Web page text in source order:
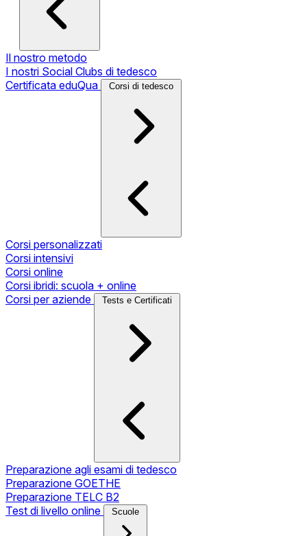
Il nostro metodo
I nostri Social Clubs di tedesco
Certificata eduQua
Corsi di tedesco
Corsi personalizzati
Corsi intensivi
Corsi online
Corsi ibridi: scuola + online
Corsi per aziende
Tests e Certificati
Preparazione agli esami di tedesco
Preparazione GOETHE
Preparazione TELC B2
Test di livello online
Scuole